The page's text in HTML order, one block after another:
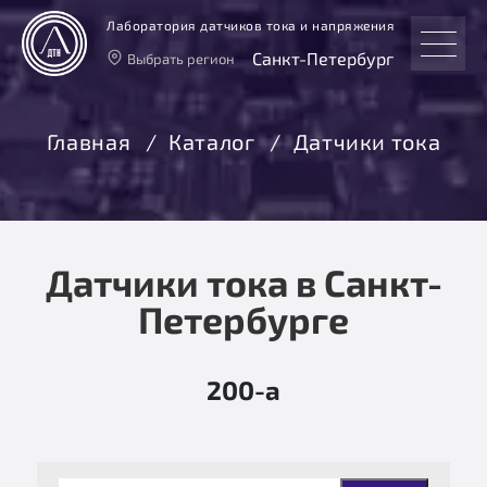
Лаборатория датчиков тока и напряжения
Выбрать регион Санкт-Петербург
Москва
Санкт-Петербург
Екатеринбург
Новосибирск
Главная Каталог Датчики тока
Датчики тока в Санкт-
Петербурге
200-a